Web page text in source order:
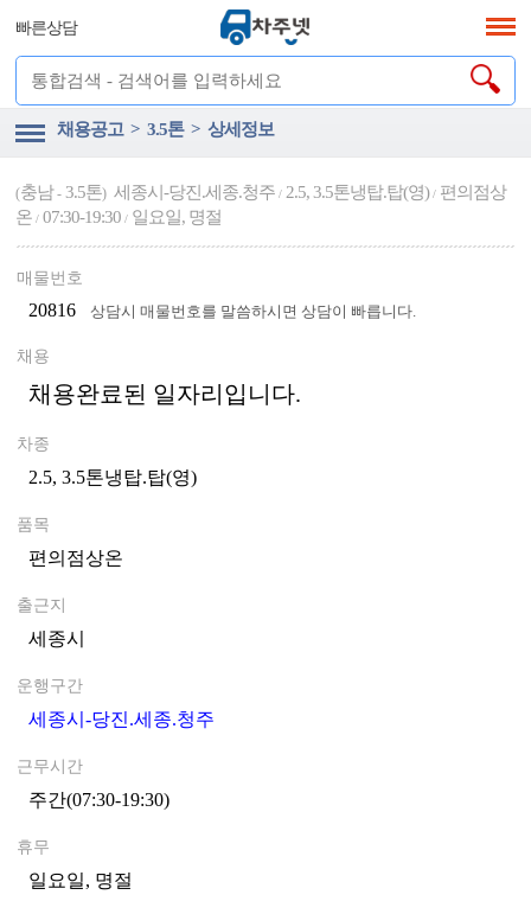
빠른상담
채용공고 > 3.5톤 > 상세정보
(충남-3.5톤) 세종시-당진.세종.청주/ 2.5, 3.5톤냉탑.탑(영)/ 편의점상
온/ 07:30-19:30/ 일요일, 명절
매물번호
20816 상담시 매물번호를 말씀하시면 상담이 빠릅니다.
채용
채용완료된 일자리입니다.
차종
2.5, 3.5톤냉탑.탑(영)
품목
편의점상온
출근지
세종시
운행구간
세종시-당진.세종.청주
근무시간
주간(07:30-19:30)0
휴무
일요일, 명절